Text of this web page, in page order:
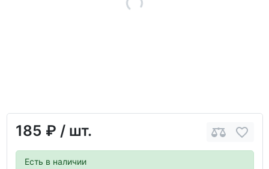
185 ₽ / шт.
Есть в наличии